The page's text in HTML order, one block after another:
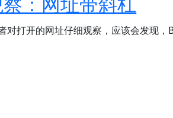
对打开的网址仔细观察，应该会发现